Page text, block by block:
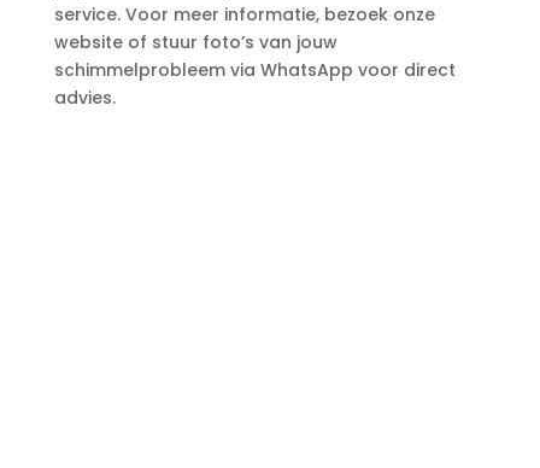
service.​ Voor meer informatie, bezoek onze
website of stuur foto’s van jouw
schimmelprobleem via WhatsApp voor direct
advies.​